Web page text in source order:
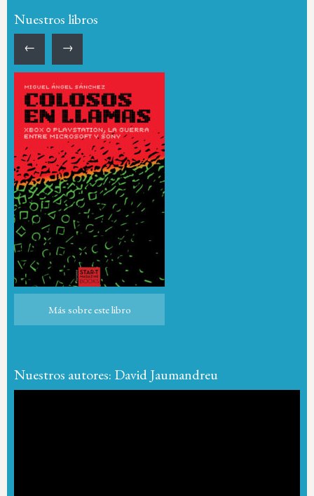
Nuestros libros
← →
Más sobre este libro
Nuestros autores: David Jaumandreu